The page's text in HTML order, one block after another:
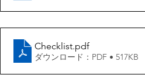
Checklist.pdf
ダウンロード：PDF • 517KB